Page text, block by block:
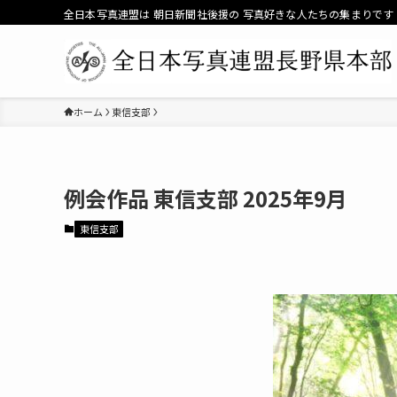
全日本写真連盟は 朝日新聞社後援の 写真好きな人たちの集まりです
ホーム 東信支部
2025年9月
東信支部